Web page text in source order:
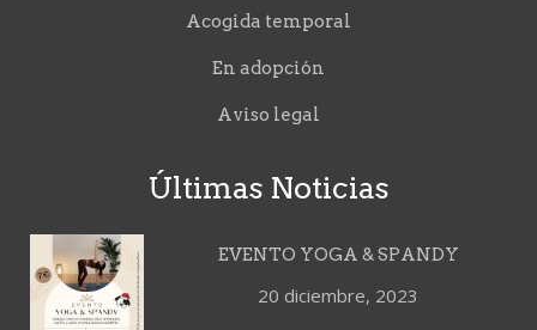
Acogida temporal
En adopción
Aviso legal
Últimas Noticias
EVENTO YOGA & SPANDY
20 diciembre, 2023